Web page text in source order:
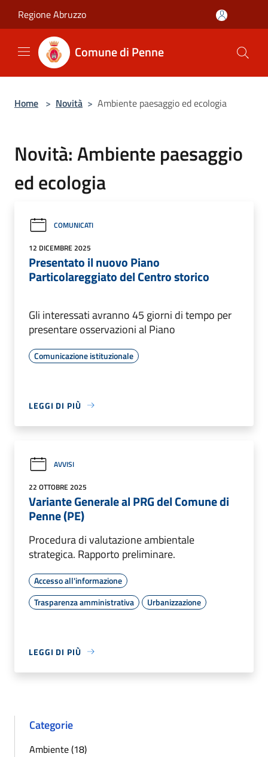
Regione Abruzzo
Comune di Penne
Home > Novità > Ambiente paesaggio ed ecologia
Novità: Ambiente paesaggio
ed ecologia
COMUNICATI
12 DICEMBRE 2025
Presentato il nuovo Piano
Particolareggiato del Centro storico
Gli interessati avranno 45 giorni di tempo per
presentare osservazioni al Piano
Comunicazione istituzionale
LEGGI DI PIÙ
AVVISI
22 OTTOBRE 2025
Variante Generale al PRG del Comune di
Penne (PE)
Procedura di valutazione ambientale
strategica. Rapporto preliminare.
Accesso all'informazione
Trasparenza amministrativa
Urbanizzazione
LEGGI DI PIÙ
Categorie
Ambiente (18)